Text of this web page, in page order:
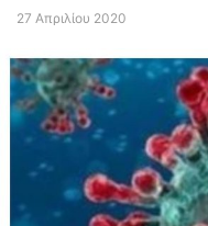
27 Απριλίου 2020